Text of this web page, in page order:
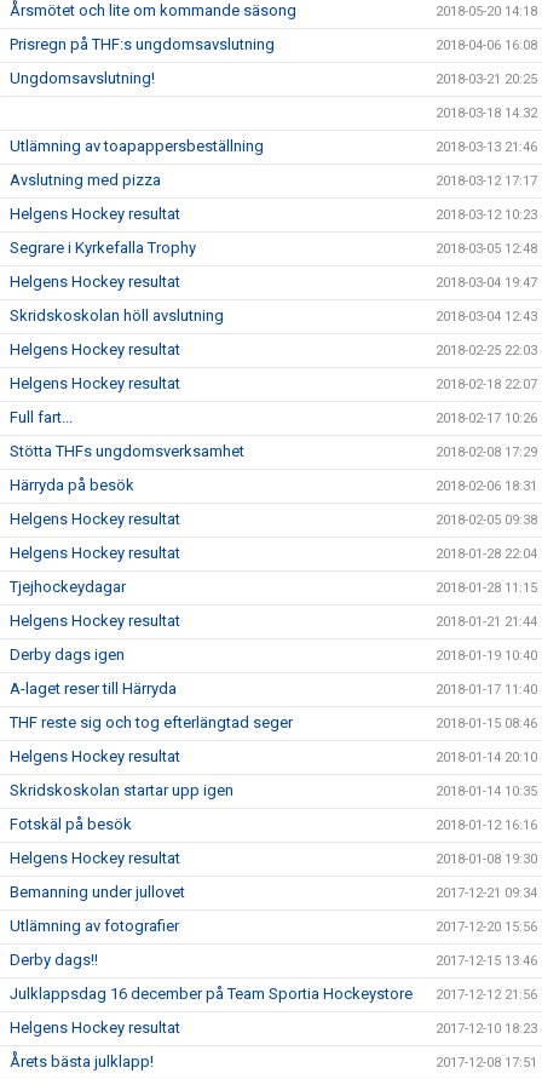
Årsmötet och lite om kommande säsong 2018-05-20 14:18
Prisregn på THF:s ungdomsavslutning 2018-04-06 16:08
Ungdomsavslutning! 2018-03-21 20:25
2018-03-18 14:32
Utlämning av toapappersbeställning 2018-03-13 21:46
Avslutning med pizza 2018-03-12 17:17
Helgens Hockey resultat 2018-03-12 10:23
Segrare i Kyrkefalla Trophy 2018-03-05 12:48
Helgens Hockey resultat 2018-03-04 19:47
Skridskoskolan höll avslutning 2018-03-04 12:43
Helgens Hockey resultat 2018-02-25 22:03
Helgens Hockey resultat 2018-02-18 22:07
Full fart... 2018-02-17 10:26
Stötta THFs ungdomsverksamhet 2018-02-08 17:29
Härryda på besök 2018-02-06 18:31
Helgens Hockey resultat 2018-02-05 09:38
Helgens Hockey resultat 2018-01-28 22:04
Tjejhockeydagar 2018-01-28 11:15
Helgens Hockey resultat 2018-01-21 21:44
Derby dags igen 2018-01-19 10:40
A-laget reser till Härryda 2018-01-17 11:40
THF reste sig och tog efterlängtad seger 2018-01-15 08:46
Helgens Hockey resultat 2018-01-14 20:10
Skridskoskolan startar upp igen 2018-01-14 10:35
Fotskäl på besök 2018-01-12 16:16
Helgens Hockey resultat 2018-01-08 19:30
Bemanning under jullovet 2017-12-21 09:34
Utlämning av fotografier 2017-12-20 15:56
Derby dags!! 2017-12-15 13:46
Julklappsdag 16 december på Team Sportia Hockeystore 2017-12-12 21:56
Helgens Hockey resultat 2017-12-10 18:23
Årets bästa julklapp! 2017-12-08 17:51